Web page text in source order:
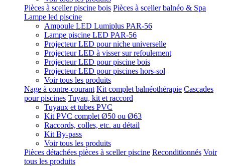
Pièces à sceller piscine bois Pièces à sceller balnéo & Spa
Lampe led piscine
Ampoule LED Lumiplus PAR-56
Lampe piscine LED PAR-56
Projecteur LED pour niche universelle
Projecteur LED à visser sur refoulement
Projecteur LED pour piscine bois
Projecteur LED pour piscines hors-sol
Voir tous les produits
Nage à contre-courant Kit complet balnéothérapie Cascades
pour piscines Tuyau, kit et raccord
Tuyaux et tubes PVC
Kit PVC complet Ø50 ou Ø63
Raccords, colles, etc. au détail
Kit By-pass
Voir tous les produits
Pièces détachées pièces à sceller piscine Reconditionnés Voir
tous les produits